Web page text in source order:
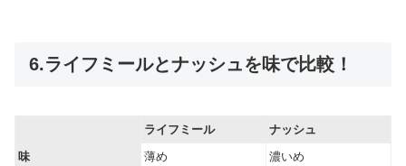
6.ライフミールとナッシュを味で比較！
ライフミール
ナッシュ
味
薄め 濃いめ